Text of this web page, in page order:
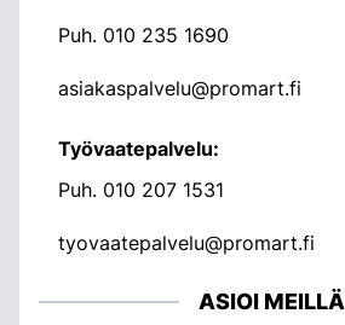
Puh. 010 235 1690
asiakaspalvelu@promart.fi
Työvaatepalvelu:
Puh. 010 207 1531
tyovaatepalvelu@promart.fi
ASIOI MEILLÄ